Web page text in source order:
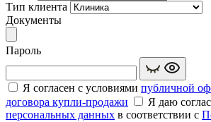
Тип клиента
Документы
Пароль
Я согласен с условиями публичной
договора купли‑продажи
Я даю
персональных данных в соответствии с